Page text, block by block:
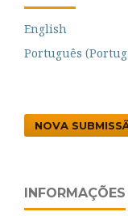
English
Português
NOVA
INFORMAÇÕES